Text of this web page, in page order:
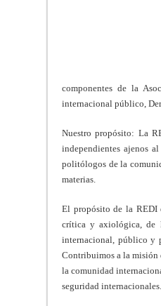
componentes de la
internacional público,
Nuestro propósito: La
independientes ajenos
politólogos de la
materias.
El propósito de la REDI
crítica y axiológica, de
internacional, público y
Contribuimos a la misión
la comunidad
seguridad internacionales.